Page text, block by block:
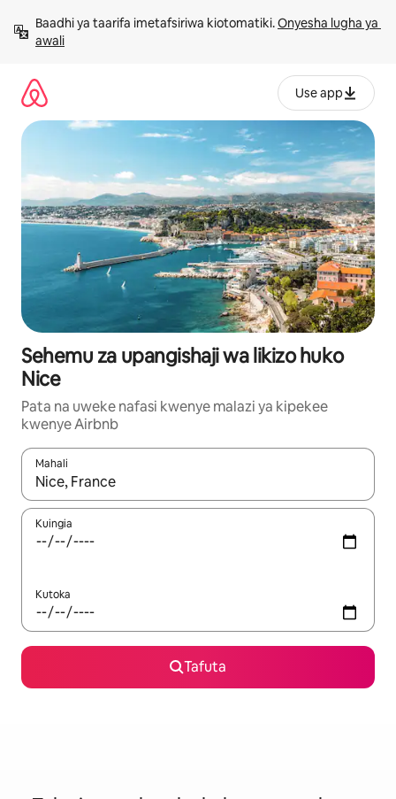
kwenda
kwenye
Baadhi ya taarifa imetafsiriwa kiotomatiki. Onyesha lugha ya
awali
Use app
Sehemu za upangishaji wa likizo huko
Nice
Pata na uweke nafasi kwenye malazi ya kipekee
kwenye Airbnb
Mahali
Wakati matokeo yanapatikana, vinjari kwa kutumia vitufe vya
Kuingia
Kutoka
Tafuta